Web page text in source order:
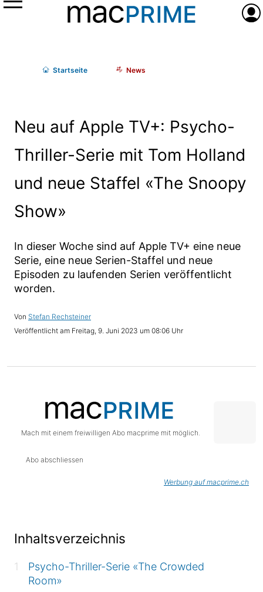
Menü
Startseite News
Neu auf Apple TV+: Psycho-
Thriller-Serie mit Tom Holland
und neue Staffel «The Snoopy
Show»
In dieser Woche sind auf Apple TV+ eine neue
Serie, eine neue Serien-Staffel und neue
Episoden zu laufenden Serien veröffentlicht
worden.
Stefan Rechsteiner
Freitag, 9. Juni 2023 um 08:06 Uhr
Mach mit einem freiwilligen Abo macprime mit möglich.
Abo abschliessen
Werbung auf macprime.ch
Inhaltsverzeichnis
Psycho-Thriller-Serie «The Crowded
Room»